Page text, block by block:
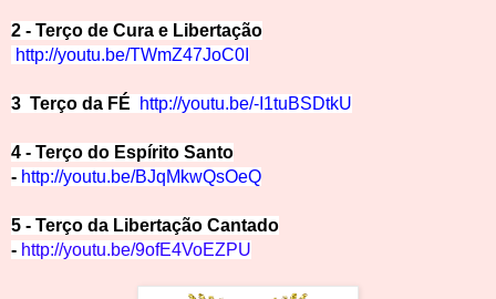
2 - Terço de Cura e Libertação
http://youtu.be/TWmZ47JoC0I
3 Terço da FÉ http://youtu.be/-I1tuBSDtkU
4 - Terço do Espírito Santo
- http://youtu.be/BJqMkwQsOeQ
5 - Terço da Libertação Cantado
- http://youtu.be/9ofE4VoEZPU